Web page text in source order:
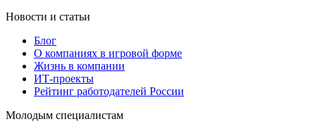
Новости и статьи
Блог
О компаниях в игровой форме
Жизнь в компании
ИТ-проекты
Рейтинг работодателей России
Молодым специалистам